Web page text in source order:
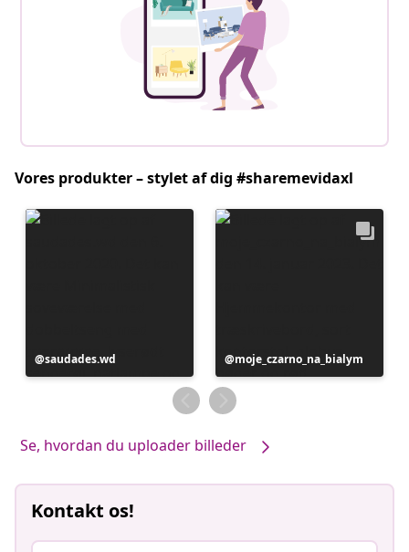
Vores produkter – stylet af dig #sharemevidaxl
Opslag
offentliggjort
saudades.wd
Opslag
offentliggjort
af
moje_czarno_na_bialym
Se, hvordan du uploader billeder
Kontakt os!